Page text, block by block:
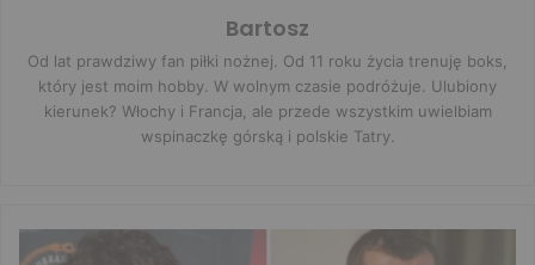
Bartosz
Od lat prawdziwy fan piłki nożnej. Od 11 roku życia trenuję boks,
który jest moim hobby. W wolnym czasie podróżuje. Ulubiony
kierunek? Włochy i Francja, ale przede wszystkim uwielbiam
wspinaczkę górską i polskie Tatry.